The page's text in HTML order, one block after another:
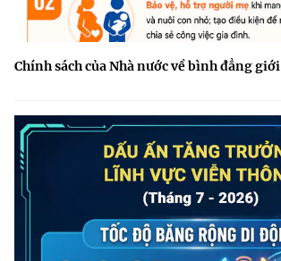
Chính sách của Nhà nước về bình đẳng giới